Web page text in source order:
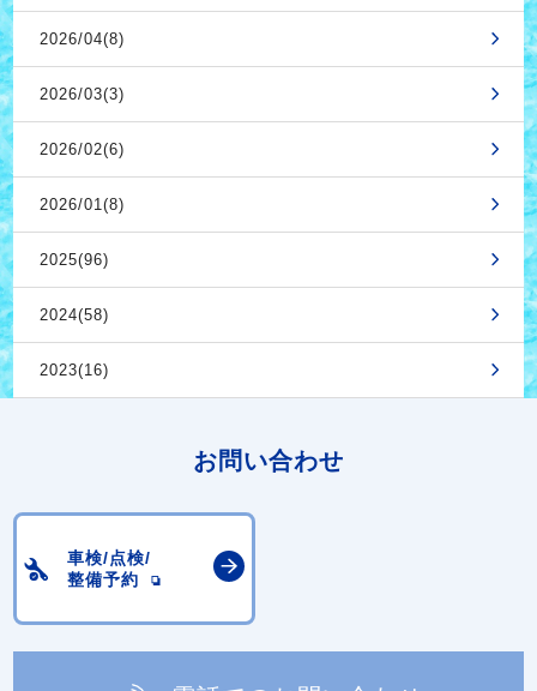
2026/04(8)
2026/03(3)
2026/02(6)
2026/01(8)
2025(96)
2024(58)
2023(16)
お問い合わせ
車検/点検/
整備予約